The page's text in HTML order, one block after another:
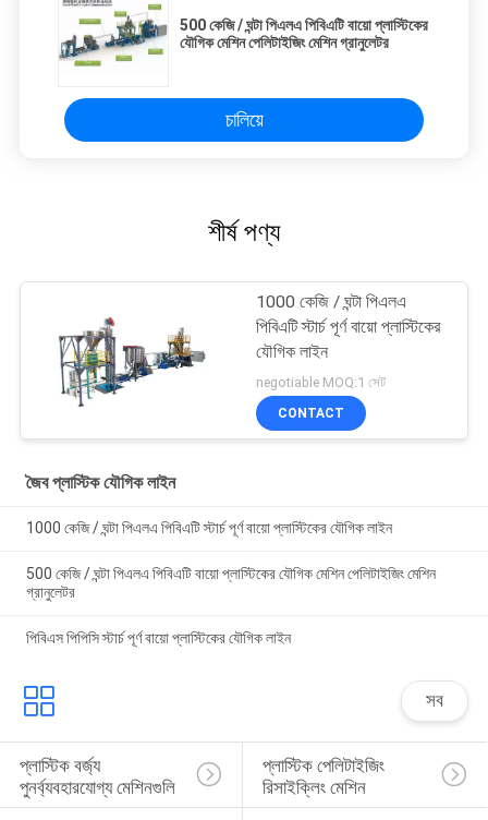
500 কেজি / ঘন্টা পিএলএ পিবিএটি বায়ো প্লাস্টিকের
যৌগিক মেশিন পেলিটাইজিং মেশিন গ্রানুলেটর
চালিয়ে
শীর্ষ পণ্য
1000 কেজি / ঘন্টা পিএলএ
পিবিএটি স্টার্চ পূর্ণ বায়ো প্লাস্টিকের
যৌগিক লাইন
negotiable MOQ:1 সেট
CONTACT
জৈব প্লাস্টিক যৌগিক লাইন
1000 কেজি / ঘন্টা পিএলএ পিবিএটি স্টার্চ পূর্ণ বায়ো প্লাস্টিকের যৌগিক লাইন
500 কেজি / ঘন্টা পিএলএ পিবিএটি বায়ো প্লাস্টিকের যৌগিক মেশিন পেলিটাইজিং মেশিন
গ্রানুলেটর
পিবিএস পিপিসি স্টার্চ পূর্ণ বায়ো প্লাস্টিকের যৌগিক লাইন
সব
প্লাস্টিক বর্জ্য
পুনর্ব্যবহারযোগ্য মেশিনগুলি
প্লাস্টিক পেলিটাইজিং
রিসাইক্লিং মেশিন